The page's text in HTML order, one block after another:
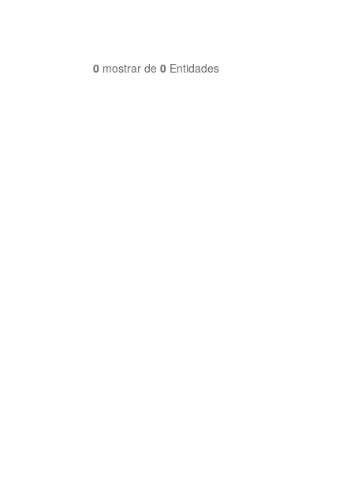
0 mostrar de 0 Entidades